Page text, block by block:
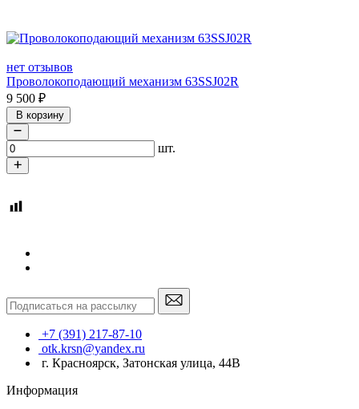
нет отзывов
Проволокоподающий механизм 63SSJ02R
9 500 ₽
В корзину
шт.
+7 (391) 217-87-10
otk.krsn@yandex.ru
г. Красноярск, Затонская улица, 44В
Информация